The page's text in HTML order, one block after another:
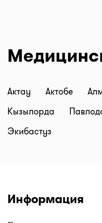
Актау Актобе
Кызылорда
Экибастуз
Информация